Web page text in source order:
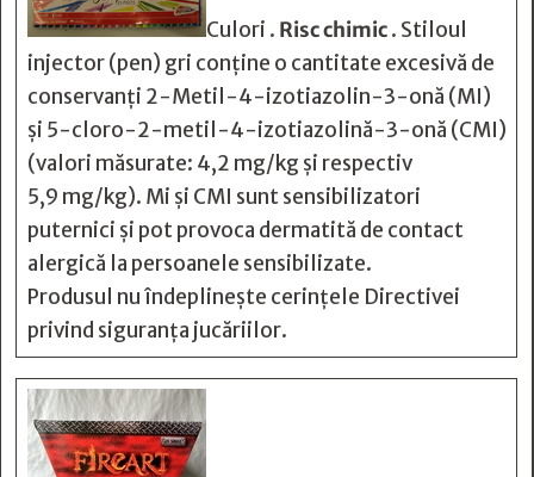
Culori . Risc chimic. Stiloul
injector (pen) gri conține o cantitate excesivă de
conservanți 2-Metil-4-izotiazolin-3-onă (MI)
și 5-cloro-2-metil-4-izotiazolină-3-onă (CMI)
(valori măsurate: 4,2 mg/kg și respectiv
5,9 mg/kg). Mi și CMI sunt sensibilizatori
puternici și pot provoca dermatită de contact
alergică la persoanele sensibilizate.
Produsul nu îndeplinește cerințele Directivei
privind siguranța jucăriilor.